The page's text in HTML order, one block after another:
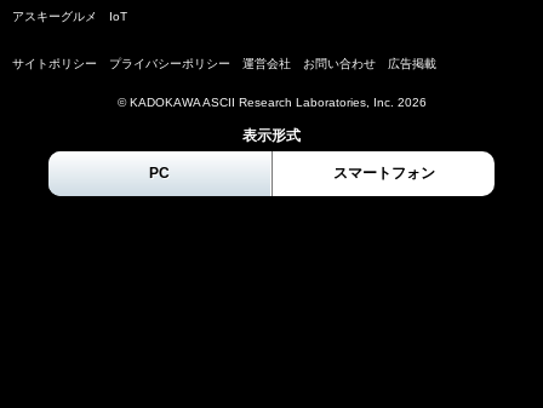
アスキーグルメ IoT
サイトポリシー プライバシーポリシー 運営会社 お問い合わせ 広告掲載
© KADOKAWA ASCII Research Laboratories, Inc. 2026
表示形式
PC スマートフォン